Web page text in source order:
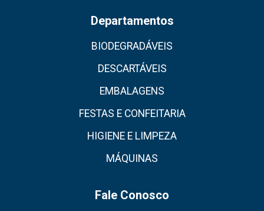
Departamentos
BIODEGRADÁVEIS
DESCARTÁVEIS
EMBALAGENS
FESTAS E CONFEITARIA
HIGIENE E LIMPEZA
MÁQUINAS
Fale Conosco